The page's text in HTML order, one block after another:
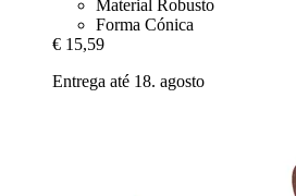
Material Robusto
Forma Cónica
€ 15,59
Entrega até 18. agosto